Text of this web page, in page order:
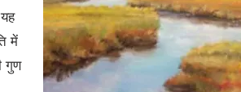
में
गुण